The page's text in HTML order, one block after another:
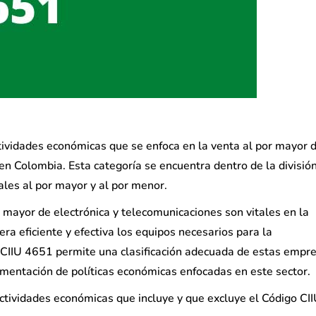
económicas que se enfoca en la venta al por mayor
Colombia. Esta categoría se encuentra dentro de la
al por mayor y al por menor.
de electrónica y telecomunicaciones son vitales en la
eficiente y efectiva los equipos necesarios para la
4651 permite una clasificación adecuada de estas
de políticas económicas enfocadas en este sector.
económicas que incluye y que excluye el Código